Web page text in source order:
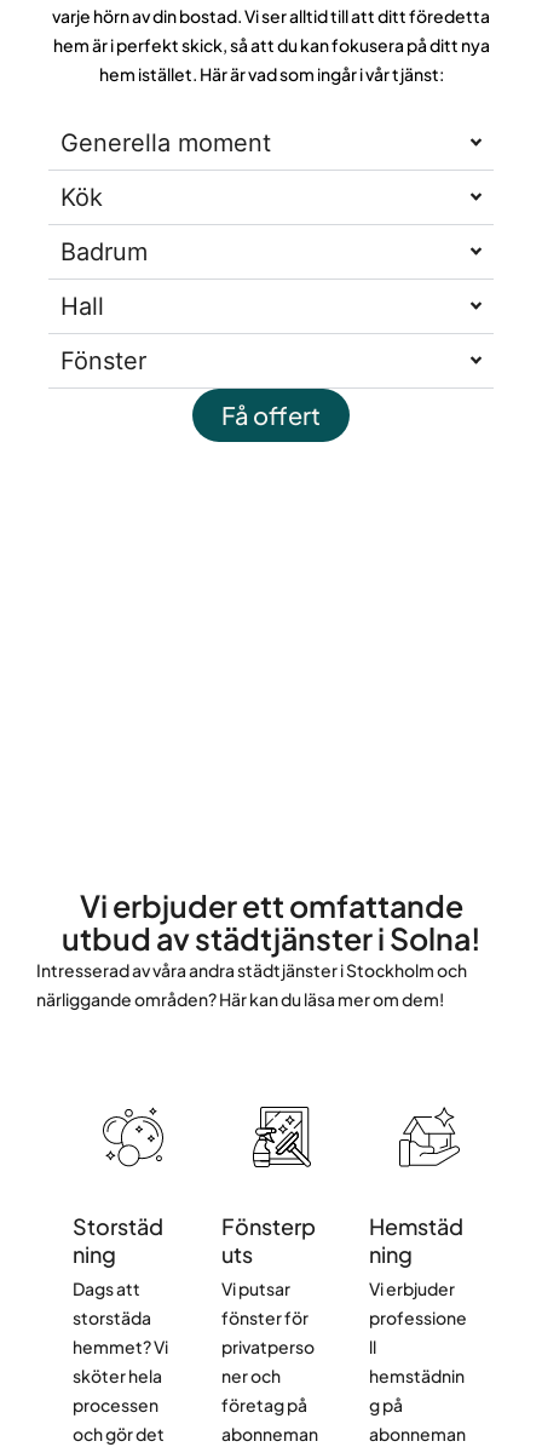
varje hörn av din bostad. Vi ser alltid till att ditt föredetta
hem är i perfekt skick, så att du kan fokusera på ditt nya
hem istället. Här är vad som ingår i vår tjänst:
Generella moment
Kök
Badrum
Hall
Fönster
Få offert
Vi erbjuder ett omfattande
utbud av städtjänster i Solna!
Intresserad av våra andra städtjänster i Stockholm och
närliggande områden? Här kan du läsa mer om dem!
Storstäd
ning
Dags att
storstäda
hemmet? Vi
sköter hela
processen
och gör det
Fönsterp
uts
Vi putsar
fönster för
privatperso
ner och
företag på
abonneman
Hemstäd
ning
Vi erbjuder
professione
ll
hemstädnin
g på
abonneman